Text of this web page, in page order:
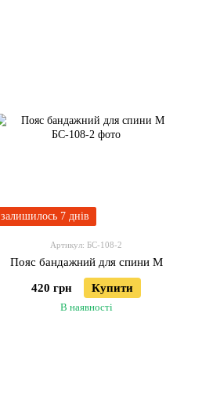
залишилось 7 днів
Артикул: БС-108-2
Пояс бандажний для спини M
420 грн Купити
В наявності